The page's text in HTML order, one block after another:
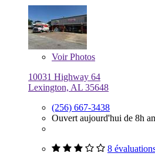
VoirPhotos
10031 Highway 64
Lexington, AL 35648
(256) 667-3438
Ouvert aujourd'hui de 8h
8